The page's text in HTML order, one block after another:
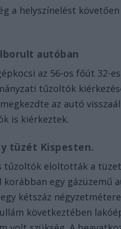
a helyszínelést
autóban
az 56-os főút 32-
tűzoltók
az autó
is kiérkeztek.
tüzét Kispesten.
tűzoltók eloltották a
korábban egy gázüzemű
kétszáz
következtében